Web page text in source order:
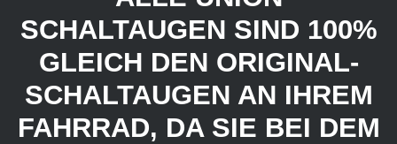
SCHALTAUGEN SIND 100%
GLEICH DEN ORIGINAL-
SCHALTAUGEN AN IHREM
FAHRRAD, DA SIE BEI DEM